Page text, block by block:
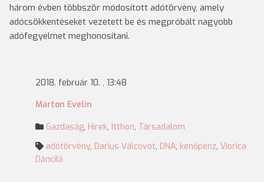
három évben többször módosított adótörvény, amely
adócsökkentéseket vezetett be és megpróbált nagyobb
adófegyelmet meghonosítani.
2018. február 10. , 13:48
Márton Evelin
Gazdaság, Hírek, Itthon, Társadalom
adótörvény, Darius Vâlcovot, DNA, kenőpénz, Viorica
Dăncilă